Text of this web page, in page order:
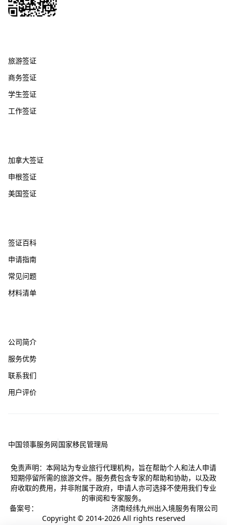
旅游签证
商务签证
学生签证
工作签证
加拿大签证
申根签证
美国签证
签证百科
申请指南
常见问题
材料清单
公司简介
服务优势
联系我们
用户评价
中国领事服务网国家移民管理局
免责声明：本网站为专业旅行代理机构，旨在帮助个人和法人申请
短期停留所需的旅游文件。服务费包含专家的帮助和协助，以及政
府收取的费用，并非附属于政府，申请人亦可选择不使用我们专业
的审阅和专家服务。
备案号：
济南经纬九州出入境服务有限公司
Copyright © 2014-2026 All rights reserved